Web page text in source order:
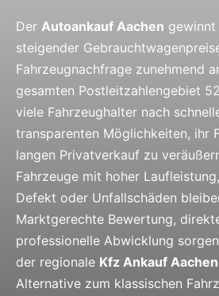
Der Autoankauf Aachen
steigender
Fahrzeugnachfrage zunehmend
gesamten Postleitzahlengebiet
viele Fahrzeughalter nach
transparenten Möglichkeiten, ihr
langen Privatverkauf zu
Fahrzeuge mit hoher
Defekt oder Unfallschäden
Marktgerechte Bewertung,
professionelle Abwicklung
der regionale Kfz Ankauf Aachen
Alternative zum klassischen